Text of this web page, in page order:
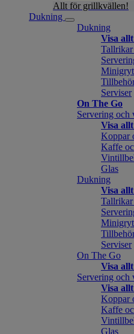
Allt för grillkvällen!
Dukning
Dukning
Visa
Tallrikar
Serviser
On The Go
Servering och
Visa
Koppar
Kaffe
Glas
Dukning
Visa
Tallrikar
Serviser
On The Go
Visa
Servering och
Visa
Koppar
Kaffe
Glas